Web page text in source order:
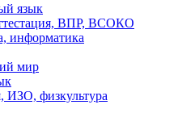
язык
ВПР, ВСОКО
информатика
мир
ИЗО, физкультура